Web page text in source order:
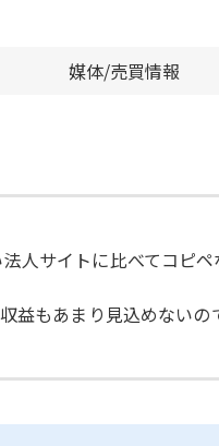
媒体/売買情報
人サイトに比べてコピ
もあまり見込めない